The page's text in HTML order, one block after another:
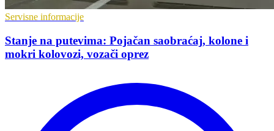
Servisne informacije
Stanje na putevima: Pojačan saobraćaj, kolone i
mokri kolovozi, vozači oprez